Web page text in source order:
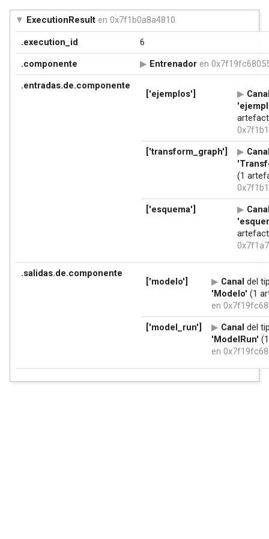
ExecutionResult en 0x7f1b0a8a4810
.execution_id
6
.componente
Entrenador en
.entradas.de.componente
['ejemplos']
['transform_graph']
(1
['esquema']
.salidas.de.componente
['modelo'] Canal del
'Modelo' (1
en
['model_run']
Canal del
'ModelRun'
en